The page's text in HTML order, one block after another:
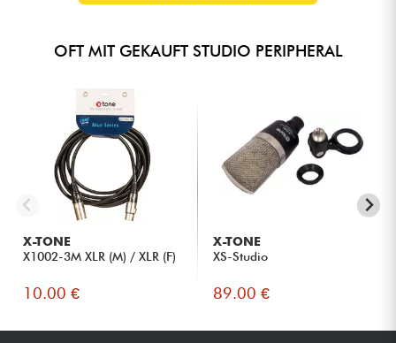
OFT MIT GEKAUFT STUDIO PERIPHERAL
X-TONE
X1002-3M XLR (M) / XLR (F)
10.00 €
X-TONE
XS-Studio
89.00 €